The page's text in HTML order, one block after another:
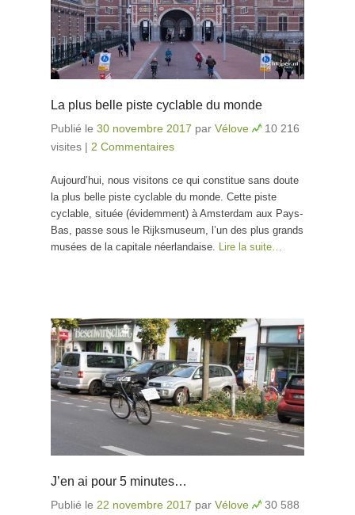
La plus belle piste cyclable du monde
Publié le 30 novembre 2017 par Vélove
10 216
visites | 2 Commentaires
Aujourd’hui, nous visitons ce qui constitue sans doute
la plus belle piste cyclable du monde. Cette piste
cyclable, située (évidemment) à Amsterdam aux Pays-
Bas, passe sous le Rijksmuseum, l’un des plus grands
musées de la capitale néerlandaise. Lire la suite…
J’en ai pour 5 minutes…
Publié le 22 novembre 2017 par Vélove
30 588